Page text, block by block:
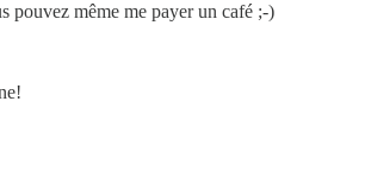
pouvez même me payer un café ;-)